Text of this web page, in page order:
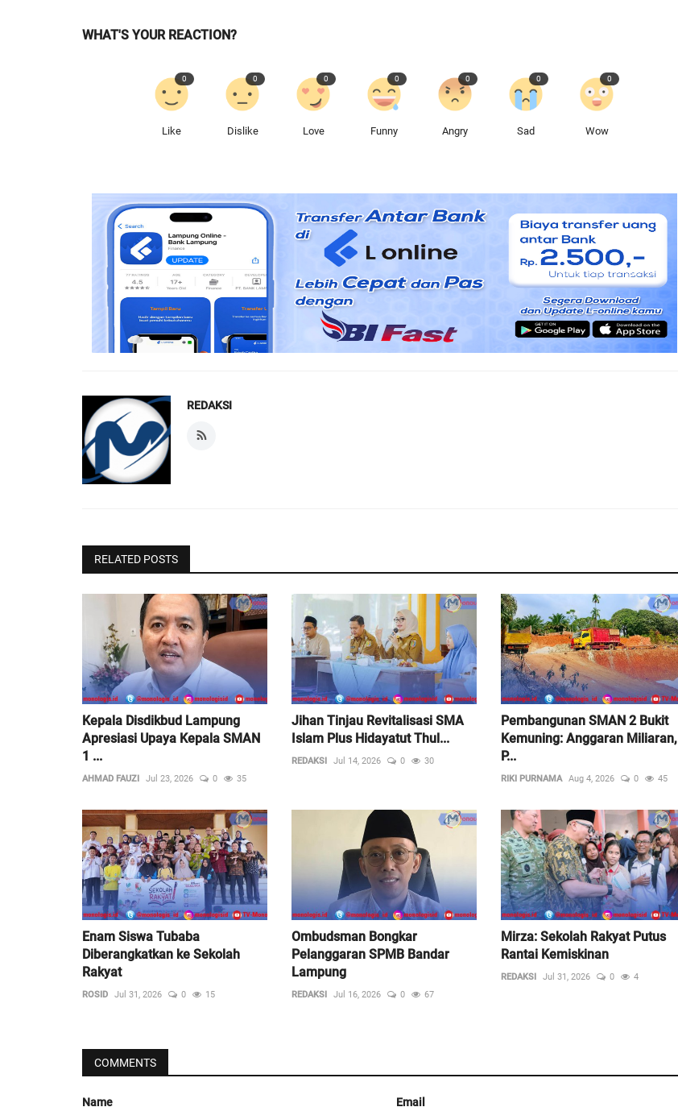
WHAT'S YOUR REACTION?
Like
0
Dislike
0
Love
0
Funny
0
Angry
0
Sad
0
Wow
0
REDAKSI
RELATED POSTS
Kepala Disdikbud Lampung
Apresiasi Upaya Kepala SMAN
1 ...
AHMAD FAUZI Jul 23, 2026 0 35
Jihan Tinjau Revitalisasi SMA
Islam Plus Hidayatut Thul...
REDAKSI Jul 14, 2026 0 30
Pembangunan SMAN 2 Bukit
Kemuning: Anggaran Miliaran,
P...
RIKI PURNAMA Aug 4, 2026 0 45
Enam Siswa Tubaba
Diberangkatkan ke Sekolah
Rakyat
ROSID Jul 31, 2026 0 15
Ombudsman Bongkar
Pelanggaran SPMB Bandar
Lampung
REDAKSI Jul 16, 2026 0 67
Mirza: Sekolah Rakyat Putus
Rantai Kemiskinan
REDAKSI Jul 31, 2026 0 4
COMMENTS
Name Email